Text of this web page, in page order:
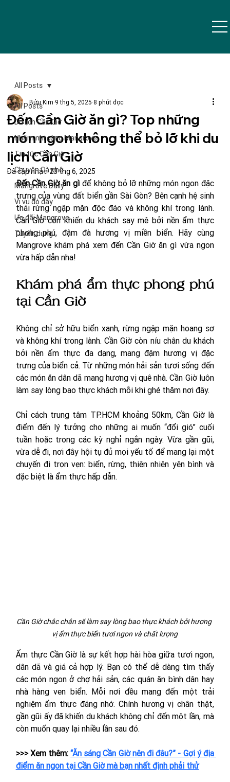
All Posts
Du lịch Cần Giờ
Nhâm nhi cùng Mangrove
Tin tức Cần Giờ
Chuyện Cà phê
Mangrove Daily
Vi vu đó đây
Ưu đãi Mangrove
Tuyển dụng
All Posts
Đến Cần Giờ ăn gì? Top những
món ngon không thể bỏ lỡ khi du
lịch Cần Giờ
Bửu Kim 9 thg 5, 2025 8 phút đọc
Đã cập nhật:23 thg 6, 2025
Đến Cần Giờ ăn gì để không bỏ lỡ những món ngon đặc
trưng của vùng đất biển gần Sài Gòn? Bên cạnh hệ sinh
thái rừng ngập mặn độc đáo và không khí trong lành.
Cần Giờ còn khiến du khách say mê bởi nền ẩm thực
phong phú, đậm đà hương vị miền biển. Hãy cùng
Mangrove khám phá xem đến Cần Giờ ăn gì vừa ngon
vừa hấp dẫn nha!
Khám phá ẩm thực phong phú
tại Cần Giờ
Không chỉ sở hữu biển xanh, rừng ngập mặn hoang sơ
và không khí trong lành. Cần Giờ còn níu chân du khách
bởi nền ẩm thực đa dạng, mang đậm hương vị đặc
trưng của biển cả. Từ những món hải sản tươi sống đến
các món ăn dân dã mang hương vị quê nhà. Cần Giờ luôn
làm say lòng bao thực khách mỗi khi ghé thăm nơi đây.
Chỉ cách trung tâm TP.HCM khoảng 50km, Cần Giờ là
điểm đến lý tưởng cho những ai muốn “đổi gió” cuối
tuần hoặc trong các kỳ nghỉ ngắn ngày. Vừa gần gũi,
vừa dễ đi, nơi đây hội tụ đủ mọi yếu tố để mang lại một
chuyến đi trọn vẹn: biển, rừng, thiên nhiên yên bình và
đặc biệt là ẩm thực hấp dẫn.
Cần Giờ chắc chắn sẽ làm say lòng bao thực khách bởi hương
vị ẩm thực biển tươi ngon và chất lượng
Ẩm thực Cần Giờ là sự kết hợp hài hòa giữa tươi ngon,
dân dã và giá cả hợp lý. Bạn có thể dễ dàng tìm thấy
các món ngon ở chợ hải sản, các quán ăn bình dân hay
nhà hàng ven biển. Mỗi nơi đều mang đến một trải
nghiệm ẩm thực đáng nhớ. Chính hương vị chân thật,
gần gũi ấy đã khiến du khách không chỉ đến một lần, mà
còn muốn quay lại nhiều lần sau đó.
>>> Xem thêm: “Ăn sáng Cần Giờ nên đi đâu?” - Gợi ý địa
điểm ăn ngon tại Cần Giờ mà bạn nhất định phải thử